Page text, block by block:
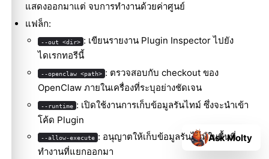
แสดงออกมาแต่ จบการทำงานด้วยค่าศูนย์
แฟล็ก:
--out <dir> : เขียนรายงาน Plugin Inspector ไปยัง
ไดเรกทอรีนี้
--openclaw <path> : ตรวจสอบกับ checkout ของ
OpenClaw ภายในเครื่องที่ระบุอย่างชัดเจน
--runtime : เปิดใช้งานการเก็บข้อมูลรันไทม์ ซึ่งจะนำเข้า
โค้ด Plugin
--allow-execute : อนุญาตให้เก็บข้อมูลรันไทม์ในพื้นที่
ทำงานที่แยกออกมา
Ask Molty